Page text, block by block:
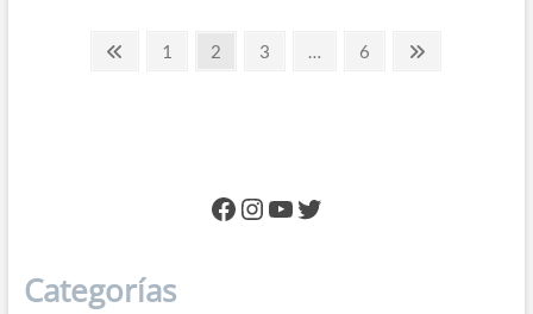
Paginación
Previous
Page
1 Page
2 Page
3 … Page
6
Facebook
Instagram
YouTube
Twitter
Categorías